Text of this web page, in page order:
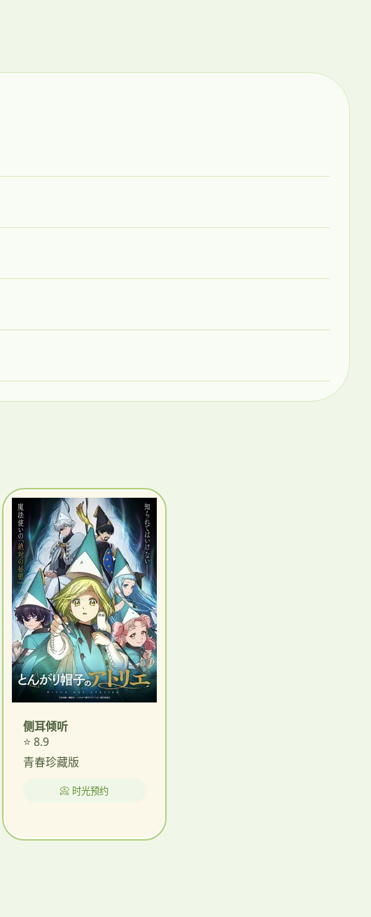
侧耳倾听
⭐ 8.9
青春珍藏版
📀 时光预约